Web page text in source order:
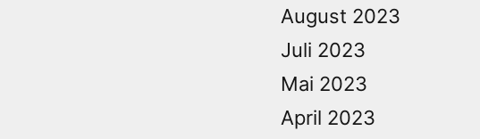
August 2023
Juli 2023
Mai 2023
April 2023